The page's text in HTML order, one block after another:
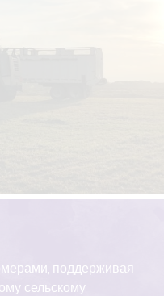
поддерживая
сельскому